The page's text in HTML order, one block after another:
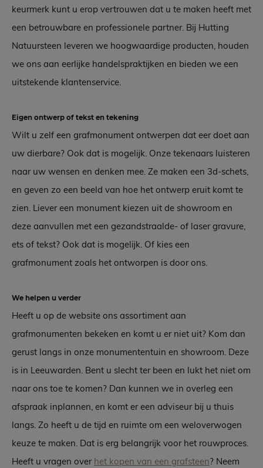
keurmerk kunt u erop vertrouwen dat u te maken heeft met
een betrouwbare en professionele partner. Bij Hutting
Natuursteen leveren we hoogwaardige producten, houden
we ons aan eerlijke handelspraktijken en bieden we een
uitstekende klantenservice.
Eigen ontwerp of tekst en tekening
Wilt u zelf een grafmonument ontwerpen dat eer doet aan
uw dierbare? Ook dat is mogelijk. Onze tekenaars luisteren
naar uw wensen en denken mee. Ze maken een 3d-schets,
en geven zo een beeld van hoe het ontwerp eruit komt te
zien. Liever een monument kiezen uit de showroom en
deze aanvullen met een gezandstraalde- of laser gravure,
ets of tekst? Ook dat is mogelijk. Of kies een
grafmonument zoals het ontworpen is door ons.
We helpen u verder
Heeft u op de website ons assortiment aan
grafmonumenten bekeken en komt u er niet uit? Kom dan
gerust langs in onze monumententuin en showroom. Deze
is in Leeuwarden. Bent u slecht ter been en lukt het niet om
naar ons toe te komen? Dan kunnen we in overleg een
afspraak inplannen, en komt er een adviseur bij u thuis
langs. Zo heeft u de tijd en ruimte om een weloverwogen
keuze te maken. Dat is erg belangrijk voor het rouwproces.
Heeft u vragen over het kopen van een grafsteen? Neem